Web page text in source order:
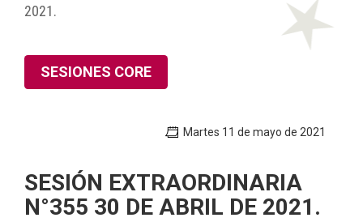
2021.
SESIONES CORE
Martes 11 de mayo de 2021
SESIÓN EXTRAORDINARIA
N°355 30 DE ABRIL DE 2021.